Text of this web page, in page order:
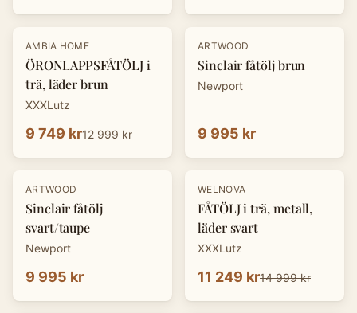
-25 %
AMBIA HOME
ÖRONLAPPSFÅTÖLJ i
trä, läder brun
XXXLutz
9 749 kr12 999 kr
ARTWOOD
Sinclair fåtölj brun
Newport
9 995 kr
ARTWOOD
Sinclair fåtölj
svart/taupe
Newport
9 995 kr
-25 %
WELNOVA
FÅTÖLJ i trä, metall,
läder svart
XXXLutz
11 249 kr14 999 kr